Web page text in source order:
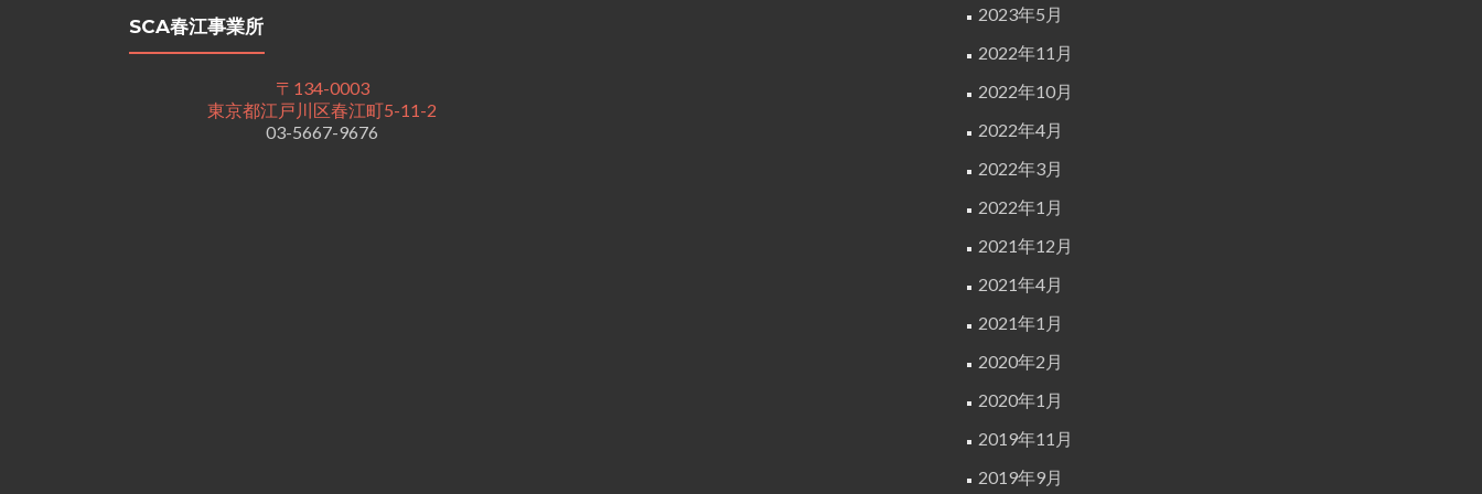
SCA春江事業所
〒134-0003
東京都江戸川区春江町5-11-2
03-5667-9676
2023年5月
2022年11月
2022年10月
2022年4月
2022年3月
2022年1月
2021年12月
2021年4月
2021年1月
2020年2月
2020年1月
2019年11月
2019年9月